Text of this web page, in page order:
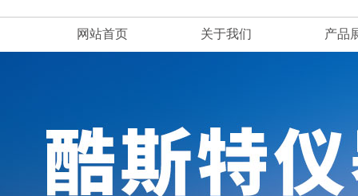
网站首页 关于我们 产品